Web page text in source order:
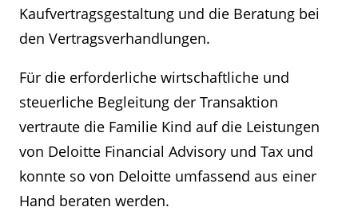
Kaufvertragsgestaltung und die Beratung bei
den Vertragsverhandlungen.
Für die erforderliche wirtschaftliche und
steuerliche Begleitung der Transaktion
vertraute die Familie Kind auf die Leistungen
von Deloitte Financial Advisory und Tax und
konnte so von Deloitte umfassend aus einer
Hand beraten werden.